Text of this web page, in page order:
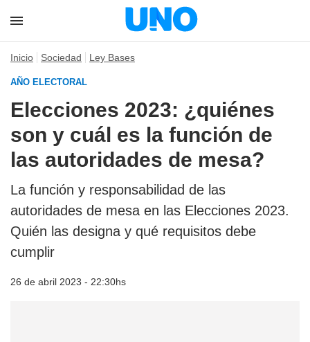
Inicio Sociedad Ley Bases
AÑO ELECTORAL
Elecciones 2023: ¿quiénes
son y cuál es la función de
las autoridades de mesa?
La función y responsabilidad de las
autoridades de mesa en las Elecciones 2023.
Quién las designa y qué requisitos debe
cumplir
26 de abril 2023 - 22:30hs